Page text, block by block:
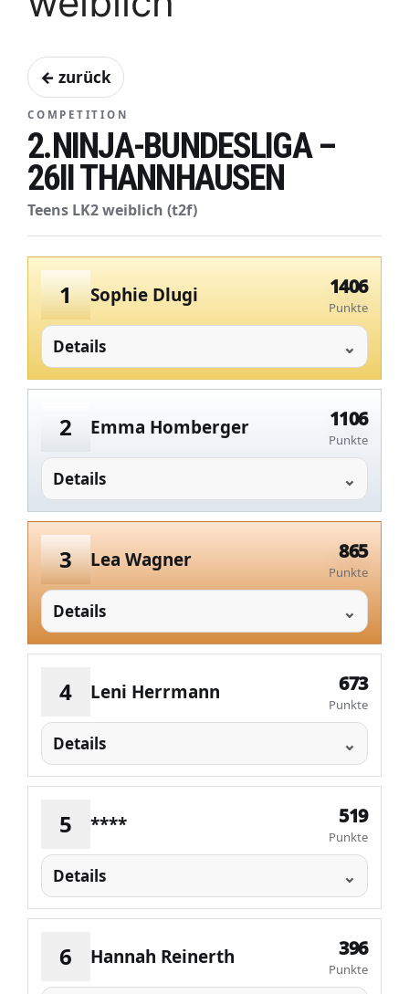
← zurück
COMPETITION
2.NINJA-BUNDESLIGA –
26II THANNHAUSEN
Teens LK2 weiblich (t2f)
1 Sophie Dlugi 1406
Punkte
Details
2 Emma Homberger 1106
Punkte
Details
3 Lea Wagner 865
Punkte
Details
4 Leni Herrmann 673
Punkte
Details
5 **** 519
Punkte
Details
6 Hannah Reinerth 396
Punkte